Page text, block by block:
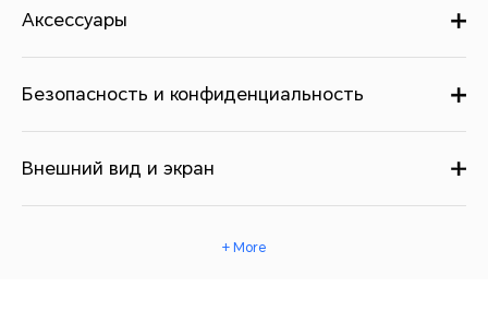
Аксессуары
Безопасность и конфиденциальность
Внешний вид и экран
+ More